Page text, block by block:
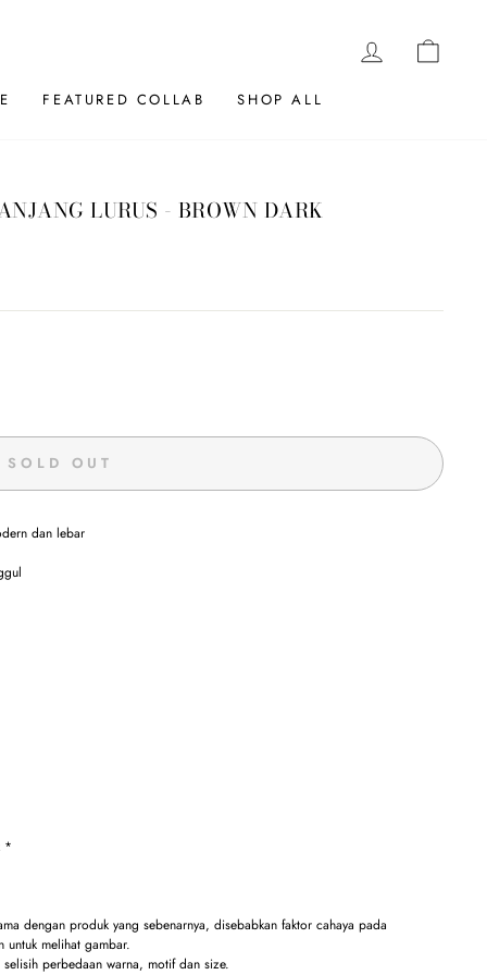
LOG IN
FEATURED COLLAB SHOP ALL
LURUS - BROWN DARK
SOLD OUT
dan lebar
*
dengan produk yang sebenarnya, disebabkan faktor cahaya pada
melihat gambar.
perbedaan warna, motif dan size.